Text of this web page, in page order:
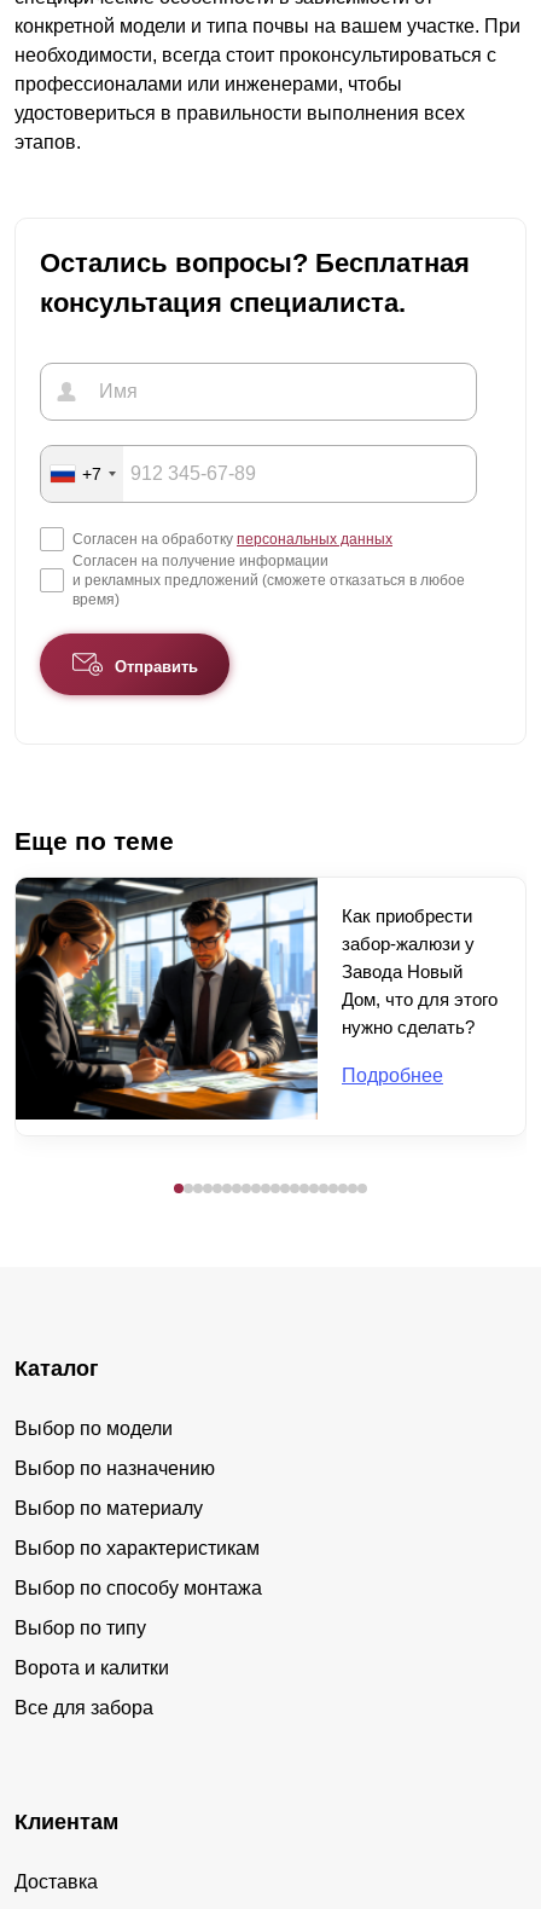
конкретной модели и типа почвы на вашем участке. При
необходимости, всегда стоит проконсультироваться с
профессионалами или инженерами, чтобы
удостовериться в правильности выполнения всех
этапов.
Остались вопросы? Бесплатная
консультация специалиста.
+7
Согласен на обработку персональных данных
Согласен на получение информации
и рекламных предложений (сможете отказаться в любое
время)
Отправить
Еще по теме
Как приобрести
забор-жалюзи у
Завода Новый
Дом, что для этого
нужно сделать?
Подробнее
Каталог
Выбор по модели
Выбор по назначению
Выбор по материалу
Выбор по характеристикам
Выбор по способу монтажа
Выбор по типу
Ворота и калитки
Все для забора
Клиентам
Доставка